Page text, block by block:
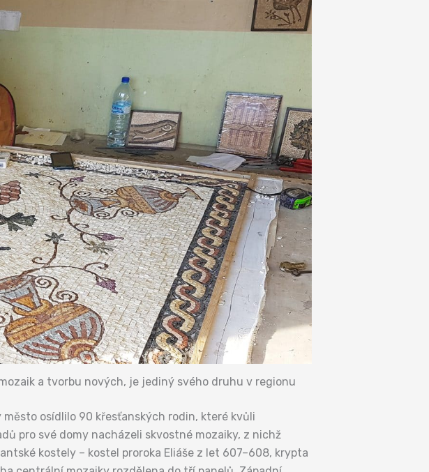
a tvorbu nových, je jediný svého druhu v regionu
město osídlilo 90 křesťanských rodin, které kvůli
pro své domy nacházeli skvostné mozaiky, z nichž
kostely – kostel proroka Eliáše z let 607–608, krypta